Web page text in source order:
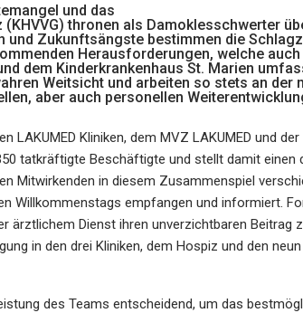
und das
thronen als Damoklesschwerter
und Zukunftsängste bestimmen die
Herausforderungen, welche
dem Kinderkrankenhaus St. Marien
Weitsicht und arbeiten so stets an der
aber auch personellen
LAKUMED Kliniken, dem MVZ LAKUMED und der
tatkräftigte Beschäftigte und stellt damit einen
Mitwirkenden in diesem Zusammenspiel
Willkommenstags empfangen und informiert.
ärztlichem Dienst ihren unverzichtbaren Beitrag
in den drei Kliniken, dem Hospiz und den
des Teams entscheidend, um das